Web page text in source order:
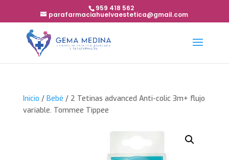
959 418 562
parafarmaciahuelvaestetica@gmail.com
Inicio / Bebé / 2 Tetinas advanced Anti-colic 3m+ flujo
variable. Tommee Tippee